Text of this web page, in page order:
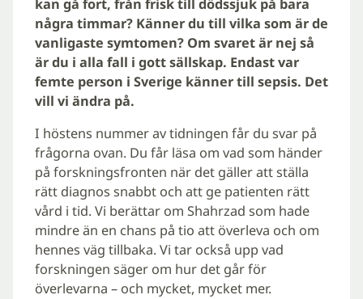
kan gå fort, från frisk till dödssjuk på bara
några timmar? Känner du till vilka som är de
vanligaste symtomen? Om svaret är nej så
är du i alla fall i gott sällskap. Endast var
femte person i Sverige känner till sepsis. Det
vill vi ändra på.
I höstens nummer av tidningen får du svar på
frågorna ovan. Du får läsa om vad som händer
på forskningsfronten när det gäller att ställa
rätt diagnos snabbt och att ge patienten rätt
vård i tid. Vi berättar om Shahrzad som hade
mindre än en chans på tio att överleva och om
hennes väg tillbaka. Vi tar också upp vad
forskningen säger om hur det går för
överlevarna – och mycket, mycket mer.